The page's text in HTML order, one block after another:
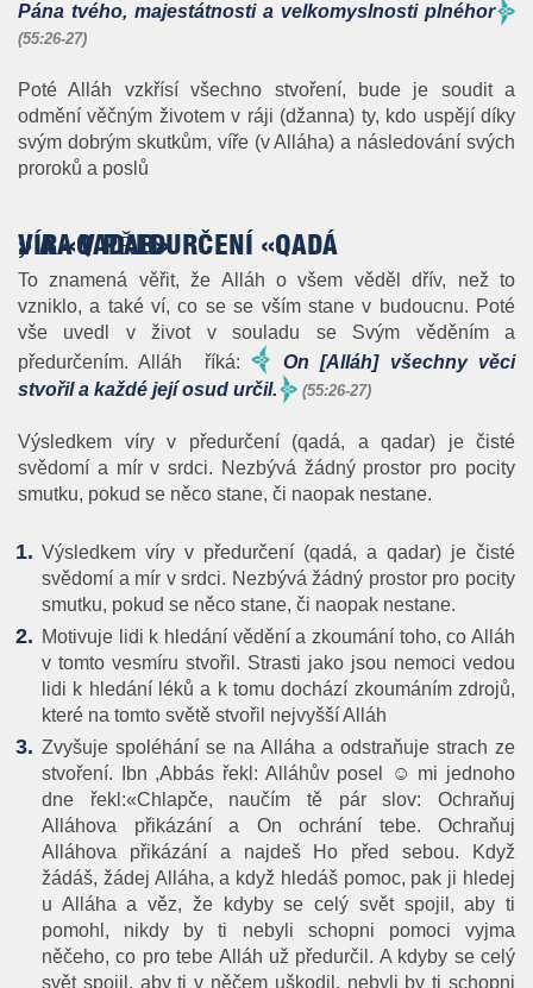
Pána tvého, majestátnosti a velkomyslnosti plnéhor
(55:26-27)
Poté Alláh vzkřísí všechno stvoření, bude je soudit a
odmění věčným životem v ráji (džanna) ty, kdo uspějí díky
svým dobrým skutkům, víře (v Alláha) a následování svých
proroků a poslů
VÍRA V PŘEDURČENÍ «QADÁ
,
» A «QADAR»
To znamená věřit, že Alláh o všem věděl dřív, než to
vzniklo, a také ví, co se se vším stane v budoucnu. Poté
vše uvedl v život v souladu se Svým věděním a
předurčením. Alláh říká:
On [Alláh] všechny věci
stvořil a každé její osud určil.
(55:26-27)
Výsledkem víry v předurčení (qadá, a qadar) je čisté
svědomí a mír v srdci. Nezbývá žádný prostor pro pocity
smutku, pokud se něco stane, či naopak nestane.
Výsledkem víry v předurčení (qadá, a qadar) je čisté
svědomí a mír v srdci. Nezbývá žádný prostor pro pocity
smutku, pokud se něco stane, či naopak nestane.
Motivuje lidi k hledání vědění a zkoumání toho, co Alláh
v tomto vesmíru stvořil. Strasti jako jsou nemoci vedou
lidi k hledání léků a k tomu dochází zkoumáním zdrojů,
které na tomto světě stvořil nejvyšší Alláh
Zvyšuje spoléhání se na Alláha a odstraňuje strach ze
stvoření. Ibn ,Abbás řekl: Alláhův posel ☺ mi jednoho
dne řekl:«Chlapče, naučím tě pár slov: Ochraňuj
Alláhova přikázání a On ochrání tebe. Ochraňuj
Alláhova přikázání a najdeš Ho před sebou. Když
žádáš, žádej Alláha, a když hledáš pomoc, pak ji hledej
u Alláha a věz, že kdyby se celý svět spojil, aby ti
pomohl, nikdy by ti nebyli schopni pomoci vyjma
něčeho, co pro tebe Alláh už předurčil. A kdyby se celý
svět spojil, aby ti v něčem uškodil, nebyli by ti schopni